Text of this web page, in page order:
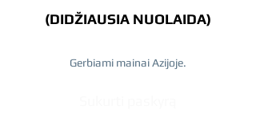
(DIDŽIAUSIA NUOLAIDA)
Gerbiami mainai Azijoje.